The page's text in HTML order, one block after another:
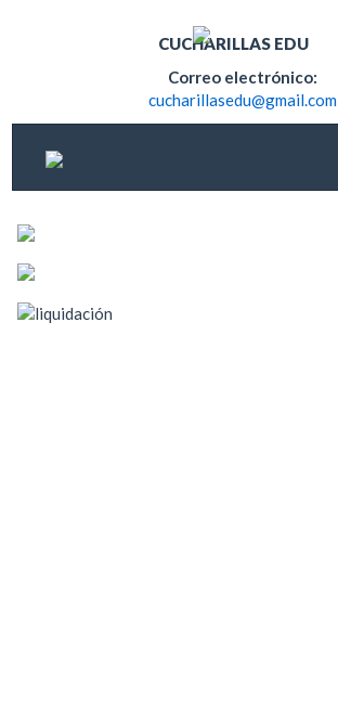
CUCHARILLAS EDU
Correo electrónico:
cucharillasedu@gmail.com